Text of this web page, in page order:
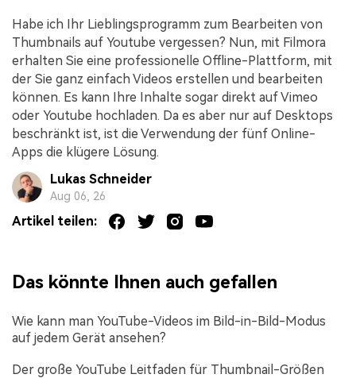
Habe ich Ihr Lieblingsprogramm zum Bearbeiten von
Thumbnails auf Youtube vergessen? Nun, mit Filmora
erhalten Sie eine professionelle Offline-Plattform, mit
der Sie ganz einfach Videos erstellen und bearbeiten
können. Es kann Ihre Inhalte sogar direkt auf Vimeo
oder Youtube hochladen. Da es aber nur auf Desktops
beschränkt ist, ist die Verwendung der fünf Online-
Apps die klügere Lösung.
Lukas Schneider
Aug 06, 26
Artikel teilen:
Das könnte Ihnen auch gefallen
Wie kann man YouTube-Videos im Bild-in-Bild-Modus
auf jedem Gerät ansehen?
Der große YouTube Leitfaden für Thumbnail-Größen